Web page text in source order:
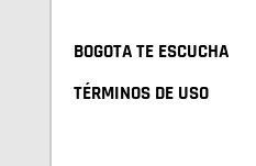
BOGOTA TE ESCUCHA
TÉRMINOS DE USO